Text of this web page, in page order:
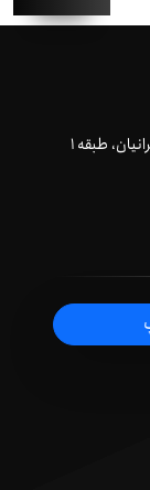
تهران، میدان ولیعصر، ساختمان تجارت ایرانیان، طبقه ۱